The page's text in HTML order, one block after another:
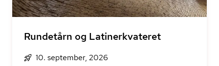
Rundetårn og Latinerkvateret
10. september, 2026